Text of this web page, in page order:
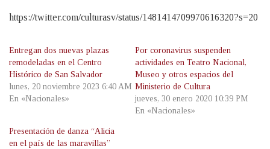
https://twitter.com/culturasv/status/1481414709970616320?s=20
Entregan dos nuevas plazas
remodeladas en el Centro
Histórico de San Salvador
lunes, 20 noviembre 2023 6:40 AM
En «Nacionales»
Por coronavirus suspenden
actividades en Teatro Nacional,
Museo y otros espacios del
Ministerio de Cultura
jueves, 30 enero 2020 10:39 PM
En «Nacionales»
Presentación de danza “Alicia
en el país de las maravillas”